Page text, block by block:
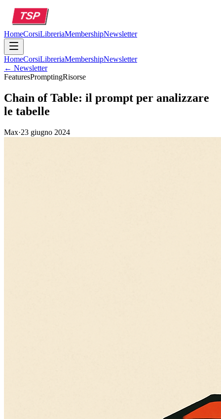
HomeCorsiLibreriaMembershipNewsletter
HomeCorsiLibreriaMembershipNewsletter
← Newsletter
FeaturesPromptingRisorse
Chain of Table: il prompt per analizzare
le tabelle
Max·23 giugno 2024